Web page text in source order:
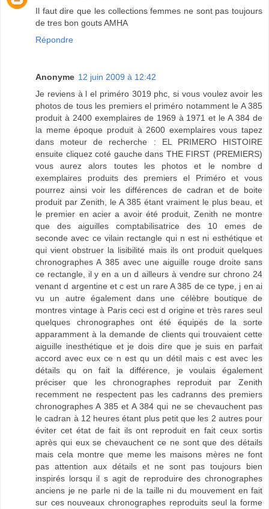
Il faut dire que les collections femmes ne sont pas toujours
de tres bon gouts AMHA
Répondre
Anonyme 12 juin 2009 à 12:42
Je reviens à l el priméro 3019 phc, si vous voulez avoir les
photos de tous les premiers el priméro notamment le A 385
produit à 2400 exemplaires de 1969 à 1971 et le A 384 de
la meme époque produit à 2600 exemplaires vous tapez
dans moteur de recherche : EL PRIMERO HISTOIRE
ensuite cliquez coté gauche dans THE FIRST (PREMIERS)
vous aurez alors toutes les photos et le nombre d
exemplaires produits des premiers el Priméro et vous
pourrez ainsi voir les différences de cadran et de boite
produit par Zenith, le A 385 étant vraiment le plus beau, et
le premier en acier a avoir été produit, Zenith ne montre
que des aiguilles comptabilisatrice des 10 emes de
seconde avec ce vilain rectangle qui n est ni esthétique et
qui vient obstruer la lisibilité mais ils ont produit quelques
chronographes A 385 avec une aiguille rouge droite sans
ce rectangle, il y en a un d ailleurs à vendre sur chrono 24
venant d argentine et c est un rare A 385 de ce type, j en ai
vu un autre également dans une célèbre boutique de
montres vintage à Paris ceci est d origine et très rares seul
quelques chronographes ont été équipés de la sorte
apparamment à la demande de clients qui trouvaient cette
aiguille inesthétique et je dois dire que je suis en parfait
accord avec eux ce n est qu un détil mais c est avec les
détails qu on fait la différence, je voulais également
préciser que les chronographes reproduit par Zenith
recemment ne respectent pas les cadranns des premiers
chronographes A 385 et A 384 qui ne se chevauchent pas
le cadran à 12 heures étant plus petit que les 2 autres pour
éviter cet état de fait ils ont reproduit en fait ceux sortis
après qui eux se chevauchent ce ne sont que des détails
mais cela montre que meme les maisons mères ne font
pas attention aux détails et ne sont pas toujours bien
inspirés lorsqu il s agit de reproduire des chronographes
anciens je ne parle ni de la taille ni du mouvement en fait
sur ces nouveaux chronographes reproduits seul la forme